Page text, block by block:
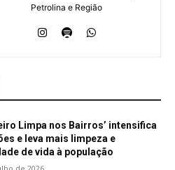
Petrolina e Região
Limpa nos Bairros’ intensifica
e leva mais limpeza e
de vida à população